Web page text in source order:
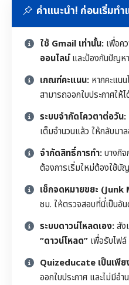
คำแนะนำ! ก่อนเริ่มท
ใช้ Gmail เท่านั้น: เพื่อค
ออนไลน์และป้องกันปัญห
เกณฑ์คะแนน: หากคะแน
สามารถออกใบประกาศให้
ระบบจำกัดโควตาต่อวัน:
เต็มจำนวนแล้ว ให้กลับมา
จำกัดสิทธิ์การทำ:บางกิ
ต้องการเริ่มใหม่ต้องใช้บั
เช็กจดหมายขยะ (Junk
ชม. ให้ตรวจสอบที่นี่เป็นอั
ระบบดาวน์โหลดเอง:สัง
“ดาวน์โหลด” เพื่อรับไฟ
Quizeducate เป็นเพีย
ออกใบประกาศ และไม่มีอ